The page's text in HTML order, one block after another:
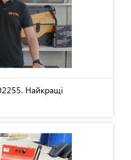
Найкращі